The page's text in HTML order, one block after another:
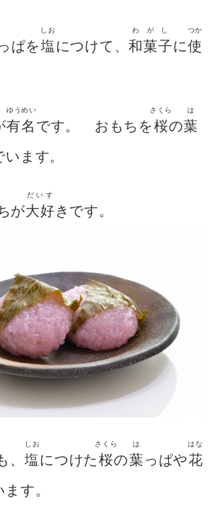
ぱを塩
しお
につけて、和菓子
わがし
に使
つか
有名
ゆうめい
です。 おもちを桜
さくら
の葉
は
ます。
が大好
だいす
きです。
、 塩
しお
につけた桜
さくら
の葉
は
っぱや花
はな
す。